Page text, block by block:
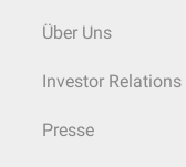
Über Uns
Investor Relations
Presse